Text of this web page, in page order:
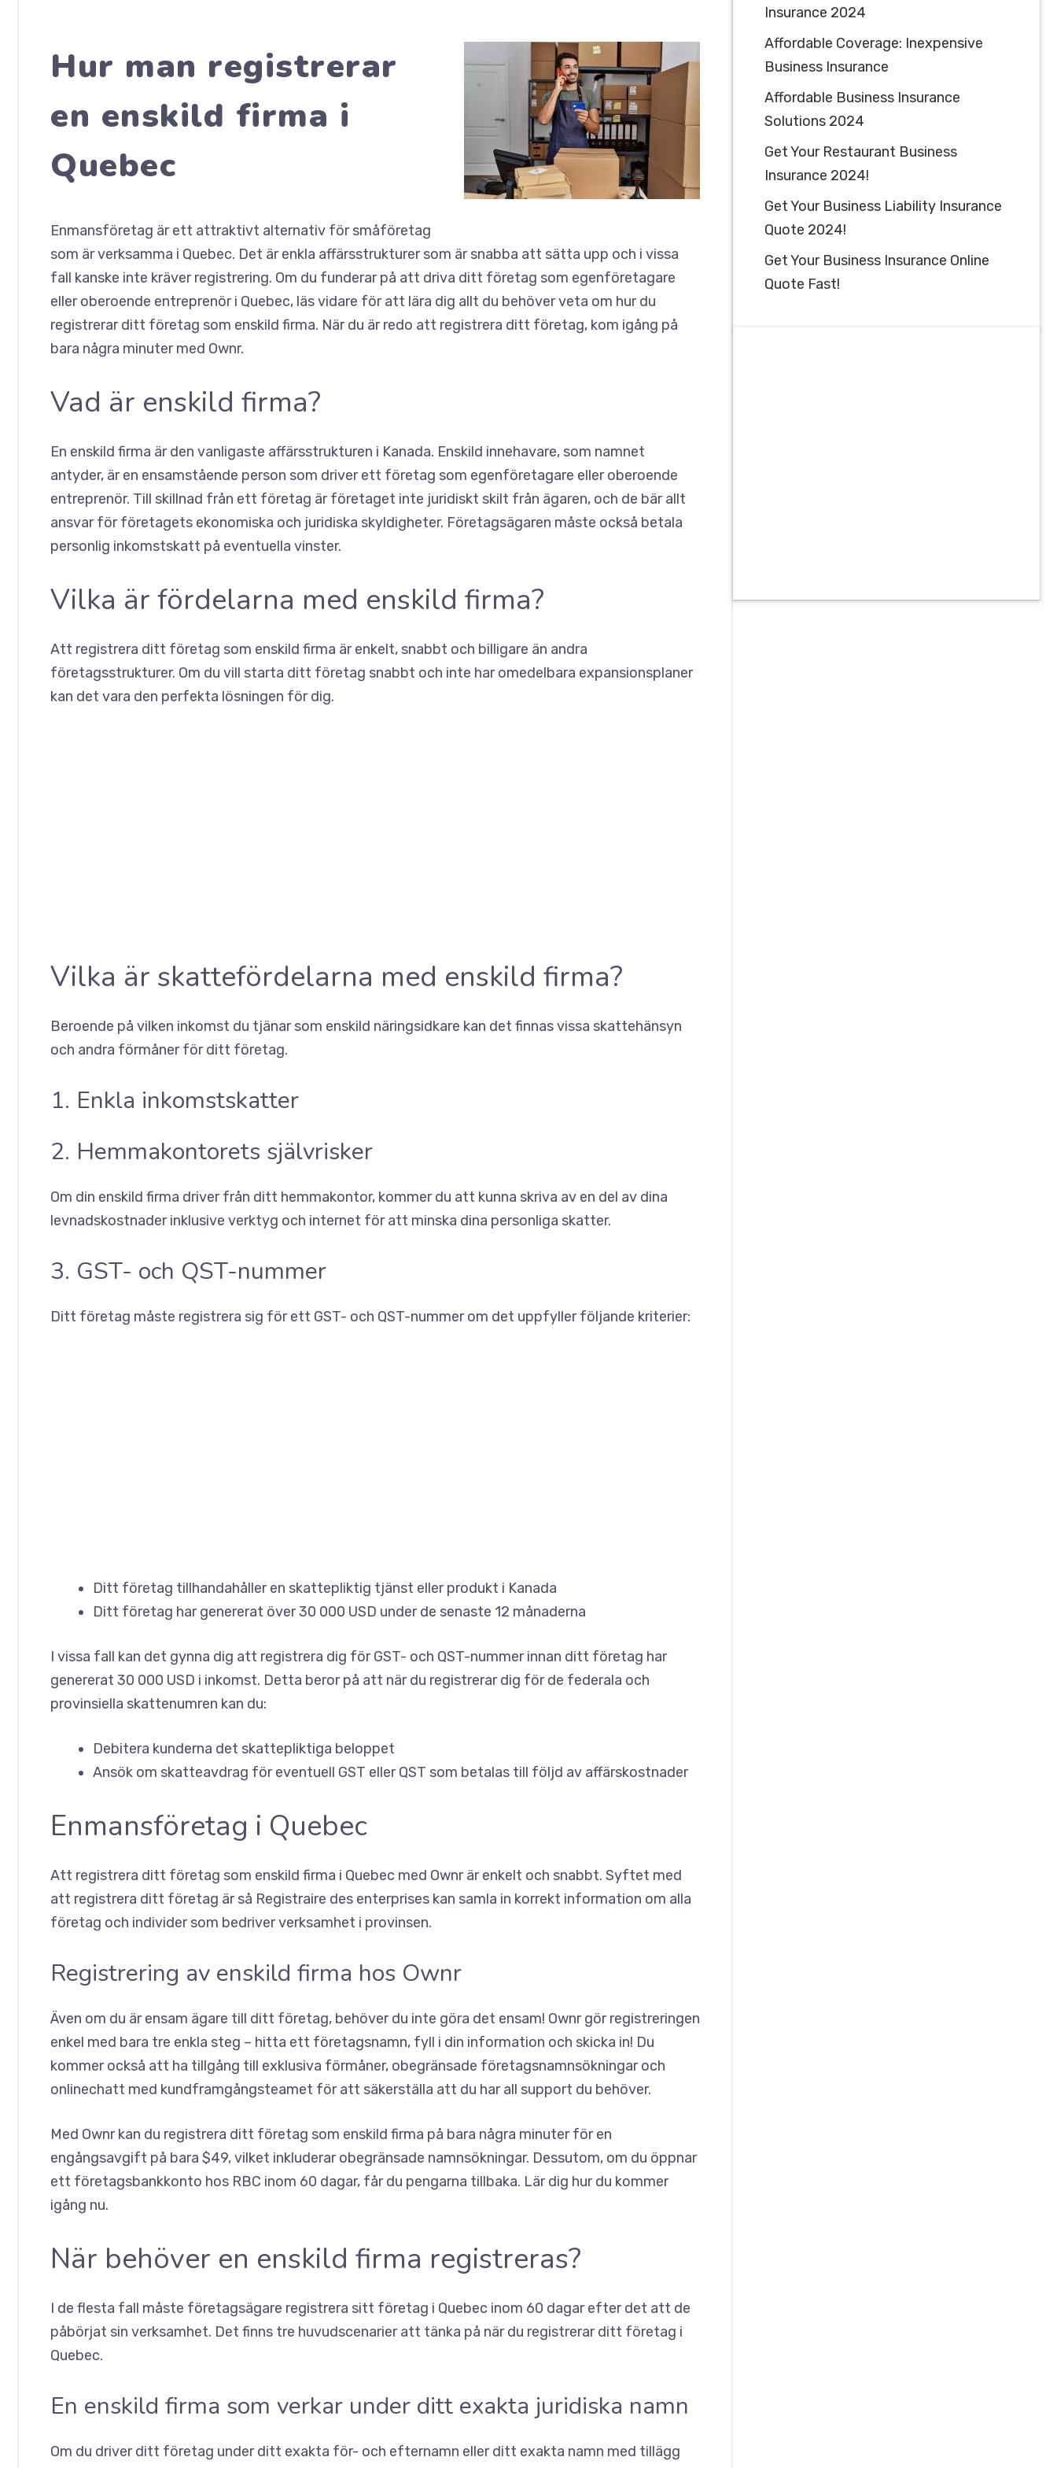
Hur man registrerar
en enskild firma i
Quebec
Enmansföretag är ett attraktivt alternativ för småföretag
som är verksamma i Quebec. Det är enkla affärsstrukturer som är snabba att sätta upp och i vissa
fall kanske inte kräver registrering. Om du funderar på att driva ditt företag som egenföretagare
eller oberoende entreprenör i Quebec, läs vidare för att lära dig allt du behöver veta om hur du
registrerar ditt företag som enskild firma. När du är redo att registrera ditt företag, kom igång på
bara några minuter med Ownr.
Vad är enskild firma?
En enskild firma är den vanligaste affärsstrukturen i Kanada. Enskild innehavare, som namnet
antyder, är en ensamstående person som driver ett företag som egenföretagare eller oberoende
entreprenör. Till skillnad från ett företag är företaget inte juridiskt skilt från ägaren, och de bär allt
ansvar för företagets ekonomiska och juridiska skyldigheter. Företagsägaren måste också betala
personlig inkomstskatt på eventuella vinster.
Vilka är fördelarna med enskild firma?
Att registrera ditt företag som enskild firma är enkelt, snabbt och billigare än andra
företagsstrukturer. Om du vill starta ditt företag snabbt och inte har omedelbara expansionsplaner
kan det vara den perfekta lösningen för dig.
Vilka är skattefördelarna med enskild firma?
Beroende på vilken inkomst du tjänar som enskild näringsidkare kan det finnas vissa skattehänsyn
och andra förmåner för ditt företag.
1. Enkla inkomstskatter
2. Hemmakontorets självrisker
Om din enskild firma driver från ditt hemmakontor, kommer du att kunna skriva av en del av dina
levnadskostnader inklusive verktyg och internet för att minska dina personliga skatter.
3. GST- och QST-nummer
Ditt företag måste registrera sig för ett GST- och QST-nummer om det uppfyller följande kriterier:
Ditt företag tillhandahåller en skattepliktig tjänst eller produkt i Kanada
Ditt företag har genererat över 30 000 USD under de senaste 12 månaderna
I vissa fall kan det gynna dig att registrera dig för GST- och QST-nummer innan ditt företag har
genererat 30 000 USD i inkomst. Detta beror på att när du registrerar dig för de federala och
provinsiella skattenumren kan du:
Debitera kunderna det skattepliktiga beloppet
Ansök om skatteavdrag för eventuell GST eller QST som betalas till följd av affärskostnader
Enmansföretag i Quebec
Att registrera ditt företag som enskild firma i Quebec med Ownr är enkelt och snabbt. Syftet med
att registrera ditt företag är så Registraire des enterprises kan samla in korrekt information om alla
företag och individer som bedriver verksamhet i provinsen.
Registrering av enskild firma hos Ownr
Även om du är ensam ägare till ditt företag, behöver du inte göra det ensam! Ownr gör registreringen
enkel med bara tre enkla steg – hitta ett företagsnamn, fyll i din information och skicka in! Du
kommer också att ha tillgång till exklusiva förmåner, obegränsade företagsnamnsökningar och
onlinechatt med kundframgångsteamet för att säkerställa att du har all support du behöver.
Med Ownr kan du registrera ditt företag som enskild firma på bara några minuter för en
engångsavgift på bara $49, vilket inkluderar obegränsade namnsökningar. Dessutom, om du öppnar
ett företagsbankkonto hos RBC inom 60 dagar, får du pengarna tillbaka. Lär dig hur du kommer
igång nu.
När behöver en enskild firma registreras?
I de flesta fall måste företagsägare registrera sitt företag i Quebec inom 60 dagar efter det att de
påbörjat sin verksamhet. Det finns tre huvudscenarier att tänka på när du registrerar ditt företag i
Quebec.
En enskild firma som verkar under ditt exakta juridiska namn
Om du driver ditt företag under ditt exakta för- och efternamn eller ditt exakta namn med tillägg
Insurance 2024
Affordable Coverage: Inexpensive
Business Insurance
Affordable Business Insurance
Solutions 2024
Get Your Restaurant Business
Insurance 2024!
Get Your Business Liability Insurance
Quote 2024!
Get Your Business Insurance Online
Quote Fast!